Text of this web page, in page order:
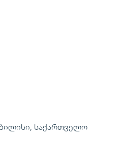
საქართველო